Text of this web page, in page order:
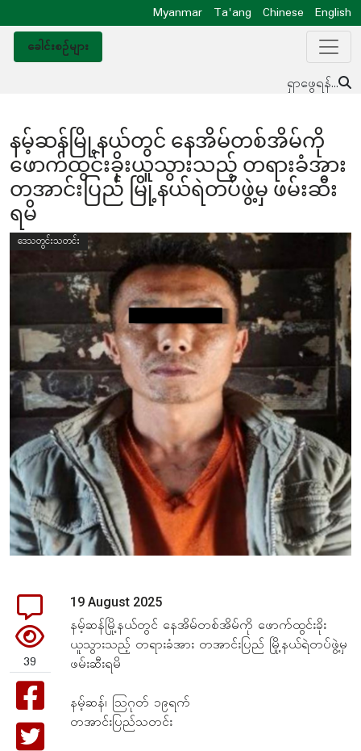
Myanmar Ta'ang Chinese
English
ခေါင်းစဥ်များ
ရှာဖွေရန်...
နမ့်ဆန်မြို့နယ်တွင် နေအိမ်တစ်အိမ်ကို
ဖောက်ထွင်းခိုးယူသွားသည့် တရားခံအား
တအာင်းပြည် မြို့နယ်ရဲတပ်ဖွဲ့မှ ဖမ်းဆီး
ရမိ
ဒေသတွင်းသတင်း
39
19 August 2025
နမ့်ဆန်မြို့နယ်တွင် နေအိမ်တစ်အိမ်ကို ဖောက်ထွင်းခိုး
ယူသွားသည့် တရားခံအား တအာင်းပြည် မြို့နယ်ရဲတပ်ဖွဲ့မှ
ဖမ်းဆီးရမိ
နမ့်ဆန်၊ သြဂုတ် ၁၉ရက်
တအာင်းပြည်သတင်း